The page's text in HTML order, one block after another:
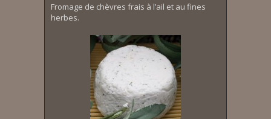
Fromage de chèvres frais à l’ail et au fines
herbes.